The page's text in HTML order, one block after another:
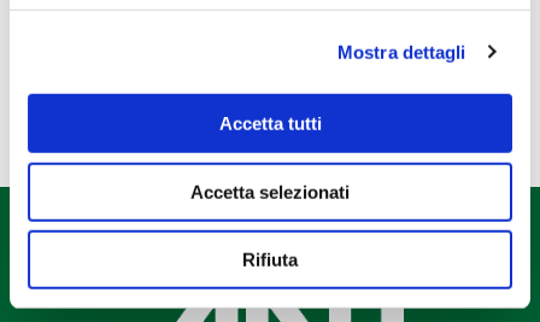
Mostra dettagli
Accetta tutti
Accetta selezionati
Rifiuta